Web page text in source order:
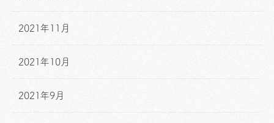
2021年11月
2021年10月
2021年9月